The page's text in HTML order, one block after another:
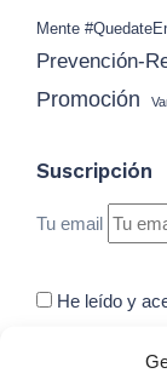
Mente
Prevención-
Promoción
Suscripción
Tu email
He leído y